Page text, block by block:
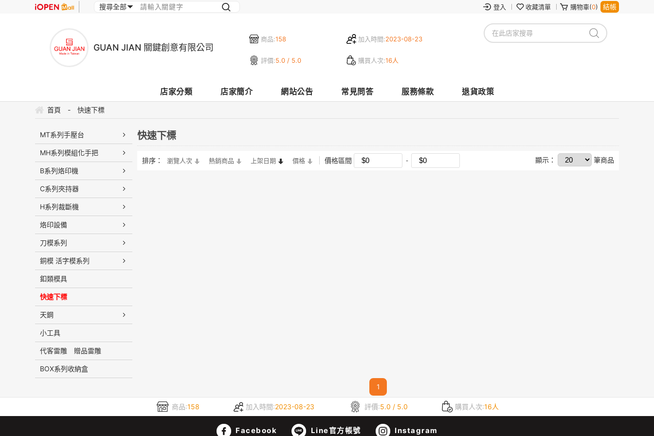
登入 收藏清單 購物車(0) 結帳
商品:158 加入時間:2023-08-23
評價:5.0 / 5.0 購買人次:16人
GUAN JIAN 關鍵創意有限公司
店家分類 店家簡介 網站公告 常見問答 服務條款 退貨政策
首頁 - 快速下標
MT系列手壓台
MH系列模組化手把
B系列烙印機
C系列夾持器
H系列裁斷機
烙印設備
刀模系列
銅模 活字模系列
釦類模具
快速下標
天鋼
小工具
代客雷雕 贈品雷雕
BOX系列收納盒
快速下標
排序： 瀏覽人次 熱銷商品 上架日期 價格 價格區間 顯示： 筆商品
1
商品:158 加入時間:2023-08-23 評價:5.0 / 5.0 購買人次:16人
Facebook Line官方帳號 Instagram